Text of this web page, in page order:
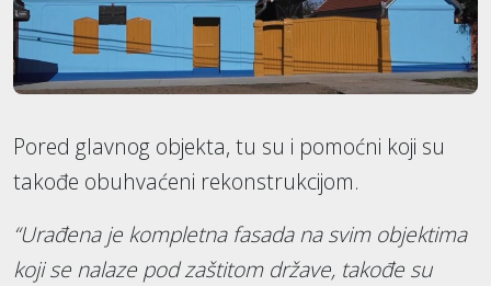
Pored glavnog objekta, tu su i pomoćni koji su
takođe obuhvaćeni rekonstrukcijom.
“Urađena je kompletna fasada na svim objektima
koji se nalaze pod zaštitom države, takođe su